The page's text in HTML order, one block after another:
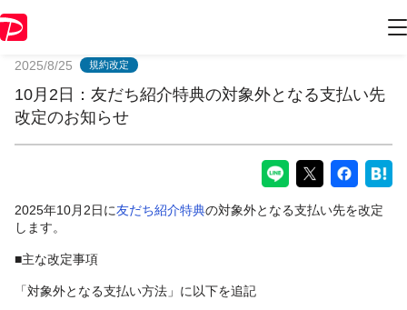
2025/8/25 規約改定
10月2日：友だち紹介特典の対象外となる支払い先
改定のお知らせ
2025年10月2日に友だち紹介特典の対象外となる支払い先を改定
します。
■主な改定事項
「対象外となる支払い方法」に以下を追記